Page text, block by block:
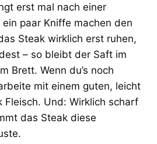
erst mal nach einer
paar Kniffe machen den
Steak wirklich erst ruhen,
– so bleibt der Saft im
Brett. Wenn du’s noch
mit einem guten, leicht
Fleisch. Und: Wirklich scharf
das Steak diese